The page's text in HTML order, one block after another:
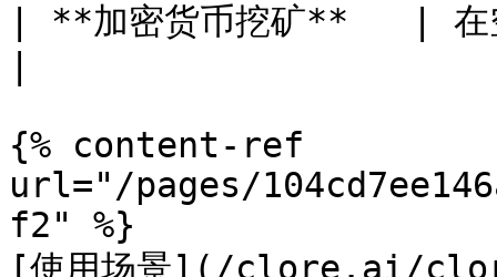
| **加密货币挖矿**   | 在
{% content-ref
url="/pages/
f2" %}
[使用场景](/clore.ai/